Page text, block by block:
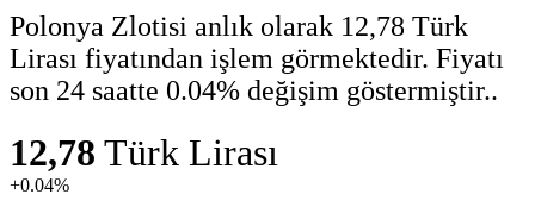
Polonya Zlotisi anlık olarak 12,78 Türk
Lirası fiyatından işlem görmektedir. Fiyatı
son 24 saatte 0.04% değişim göstermiştir..
12,78 Türk Lirası
+0.04%